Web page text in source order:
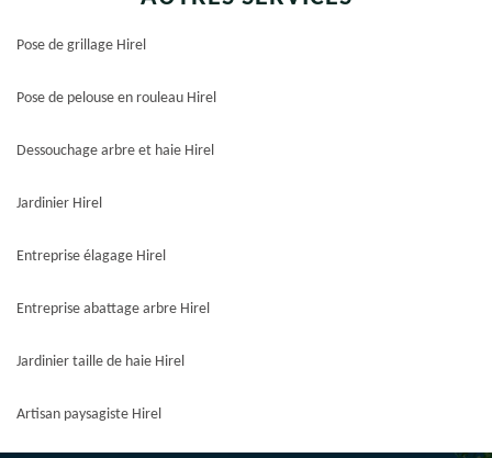
Pose de grillage Hirel
Pose de pelouse en rouleau Hirel
Dessouchage arbre et haie Hirel
Jardinier Hirel
Entreprise élagage Hirel
Entreprise abattage arbre Hirel
Jardinier taille de haie Hirel
Artisan paysagiste Hirel